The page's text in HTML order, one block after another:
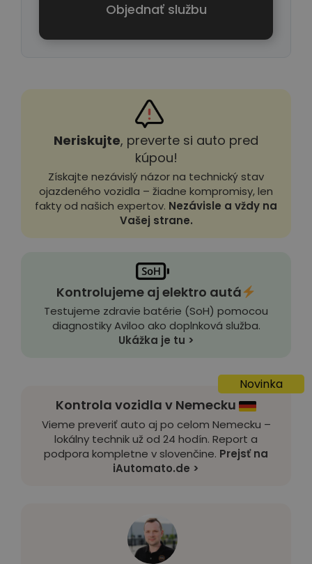
Objednať službu
Neriskujte, preverte si auto pred
kúpou!
Získajte nezávislý názor na technický stav
ojazdeného vozidla – žiadne kompromisy, len
fakty od našich expertov. Nezávisle a vždy na
Vašej strane.
Kontrolujeme aj elektro autá
Testujeme zdravie batérie (SoH) pomocou
diagnostiky Aviloo ako doplnková služba.
Ukážka je tu >
Novinka
Kontrola vozidla v Nemecku
Vieme preveriť auto aj po celom Nemecku –
lokálny technik už od 24 hodín. Report a
podpora kompletne v slovenčine. Prejsť na
iAutomato.de >